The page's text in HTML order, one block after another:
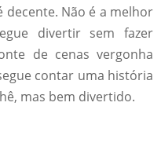
Não é a melhor
divertir sem fazer
de cenas vergonha
contar uma história
mas bem divertido.